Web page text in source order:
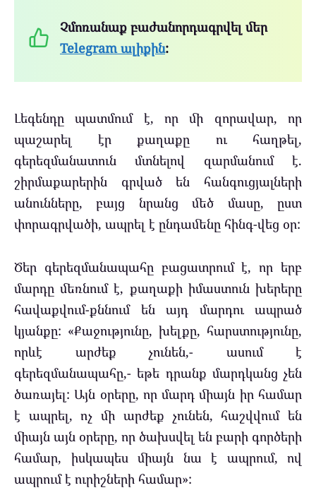
Չմոռանաք բաժանորդագրվել մեր
Telegram ալիքին:
Լեգենդը պատմում է, որ մի զորավար, որ
պաշարել էր քաղաքը ու հաղթել,
գերեզմանատուն մտնելով զարմանում է.
շիրմաքարերին գրված են հանգուցյալների
անունները, բայց նրանց մեծ մասը, ըստ
փորագրվածի, ապրել է ընդամենը հինգ-վեց օր:
Ծեր գերեզմանապահը բացատրում է, որ երբ
մարդը մեռնում է, քաղաքի իմաստուն խերերը
հավաքվում-քննում են այդ մարդու ապրած
կյանքը: «Քաջությունը, խելքը, հարստությունը,
որևէ արժեք չունեն,- ասում է
գերեզմանապահը,- եթե դրանք մարդկանց չեն
ծառայել: Այն օրերը, որ մարդ միայն իր համար
է ապրել, ոչ մի արժեք չունեն, հաշվվում են
միայն այն օրերը, որ ծախսվել են բարի գործերի
համար, իսկապես միայն նա է ապրում, ով
ապրում է ուրիշների համար»: